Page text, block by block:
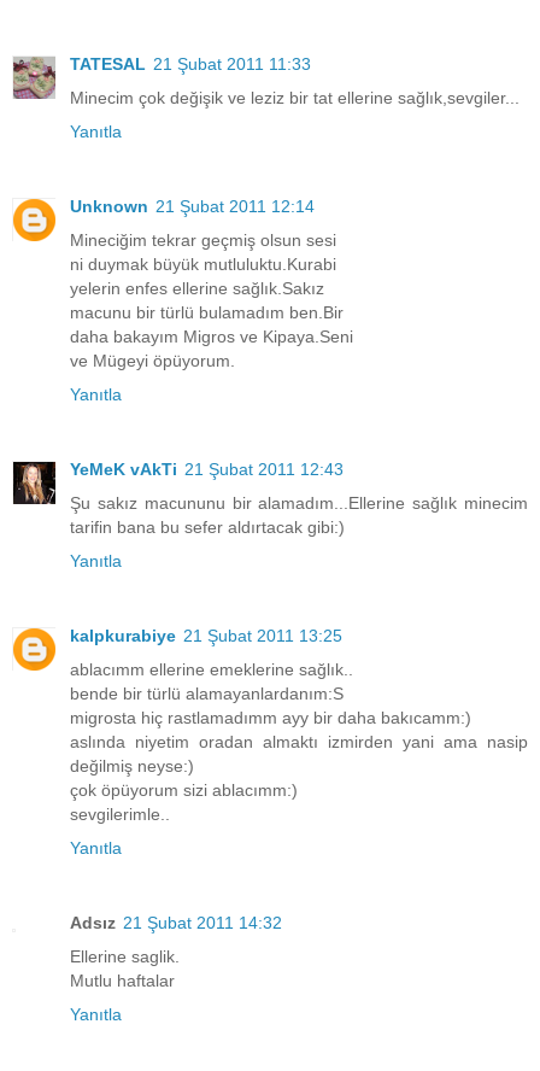
TATESAL 21 Şubat 2011 11:33
Minecim çok değişik ve leziz bir tat ellerine sağlık,sevgiler...
Yanıtla
Unknown 21 Şubat 2011 12:14
Mineciğim tekrar geçmiş olsun sesi
ni duymak büyük mutluluktu.Kurabi
yelerin enfes ellerine sağlık.Sakız
macunu bir türlü bulamadım ben.Bir
daha bakayım Migros ve Kipaya.Seni
ve Mügeyi öpüyorum.
Yanıtla
YeMeK vAkTi 21 Şubat 2011 12:43
Şu sakız macununu bir alamadım...Ellerine sağlık minecim
tarifin bana bu sefer aldırtacak gibi:)
Yanıtla
kalpkurabiye 21 Şubat 2011 13:25
ablacımm ellerine emeklerine sağlık..
bende bir türlü alamayanlardanım:S
migrosta hiç rastlamadımm ayy bir daha bakıcamm:)
aslında niyetim oradan almaktı izmirden yani ama nasip
değilmiş neyse:)
çok öpüyorum sizi ablacımm:)
sevgilerimle..
Yanıtla
Adsız 21 Şubat 2011 14:32
Ellerine saglik.
Mutlu haftalar
Yanıtla